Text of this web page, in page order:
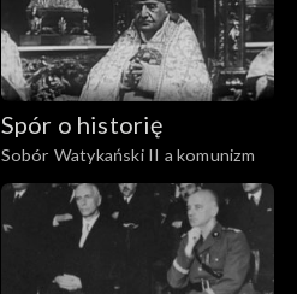
Spór o historię
Sobór Watykański II a komunizm